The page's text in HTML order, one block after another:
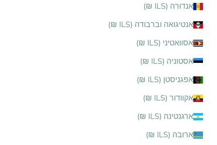
אנדורה (ILS ₪)
אנטיגואה וברבודה (ILS ₪)
אסוואטיני (ILS ₪)
אסטוניה (ILS ₪)
אפגניסטן (ILS ₪)
אקוודור (ILS ₪)
ארגנטינה (ILS ₪)
ארובה (ILS ₪)